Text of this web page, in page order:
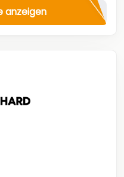
anzeigen